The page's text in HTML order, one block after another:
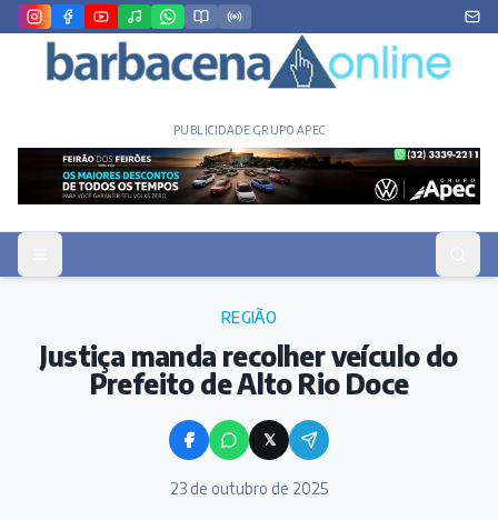
PUBLICIDADE GRUPO APEC
REGIÃO
Justiça manda recolher veículo do
Prefeito de Alto Rio Doce
𝕏
23 de outubro de 2025